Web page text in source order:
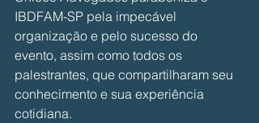
IBDFAM-SP pela impecável
organização e pelo sucesso do
evento, assim como todos os
palestrantes, que compartilharam seu
conhecimento e sua experiência
cotidiana.